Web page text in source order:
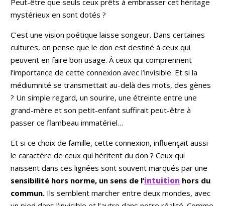
animale, qui me
compagnons et de
comprendre leurs
messages.
Sincérité,
empathie et
bienveillance
guident chacune
de mes
Ensemble, nous
avancer avec
les aspects de
votre vie. Au plaisir
de vous
accompagner,
RUTH DUVAL
Peut-être que seuls ceux prêts à embrasser cet héritage
mystérieux en sont dotés ?
C’est une vision poétique laisse songeur. Dans certaines
cultures, on pense que le don est destiné à ceux qui
peuvent en faire bon usage. À ceux qui comprennent
l’importance de cette connexion avec l’invisible. Et si la
médiumnité se transmettait au-delà des mots, des gènes
? Un simple regard, un sourire, une étreinte entre une
grand-mère et son petit-enfant suffirait peut-être à
passer ce flambeau immatériel…
Et si ce choix de famille, cette connexion, influençait aussi
le caractère de ceux qui héritent du don ? Ceux qui
naissent dans ces lignées sont souvent marqués par une
sensibilité hors norme, un sens de l’intuition hors du
commun. Ils semblent marcher entre deux mondes, avec